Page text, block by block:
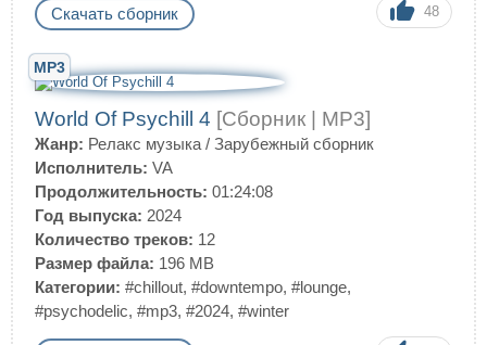
Скачать сборник 48
MP3
World Of Psychill 4 [Сборник | MP3]
Жанр: Релакс музыка / Зарубежный сборник
Исполнитель: VA
Продолжительность: 01:24:08
Год выпуска: 2024
Количество треков: 12
Размер файла: 196 MB
Категории: #chillout, #downtempo, #lounge,
#psychodelic, #mp3, #2024, #winter